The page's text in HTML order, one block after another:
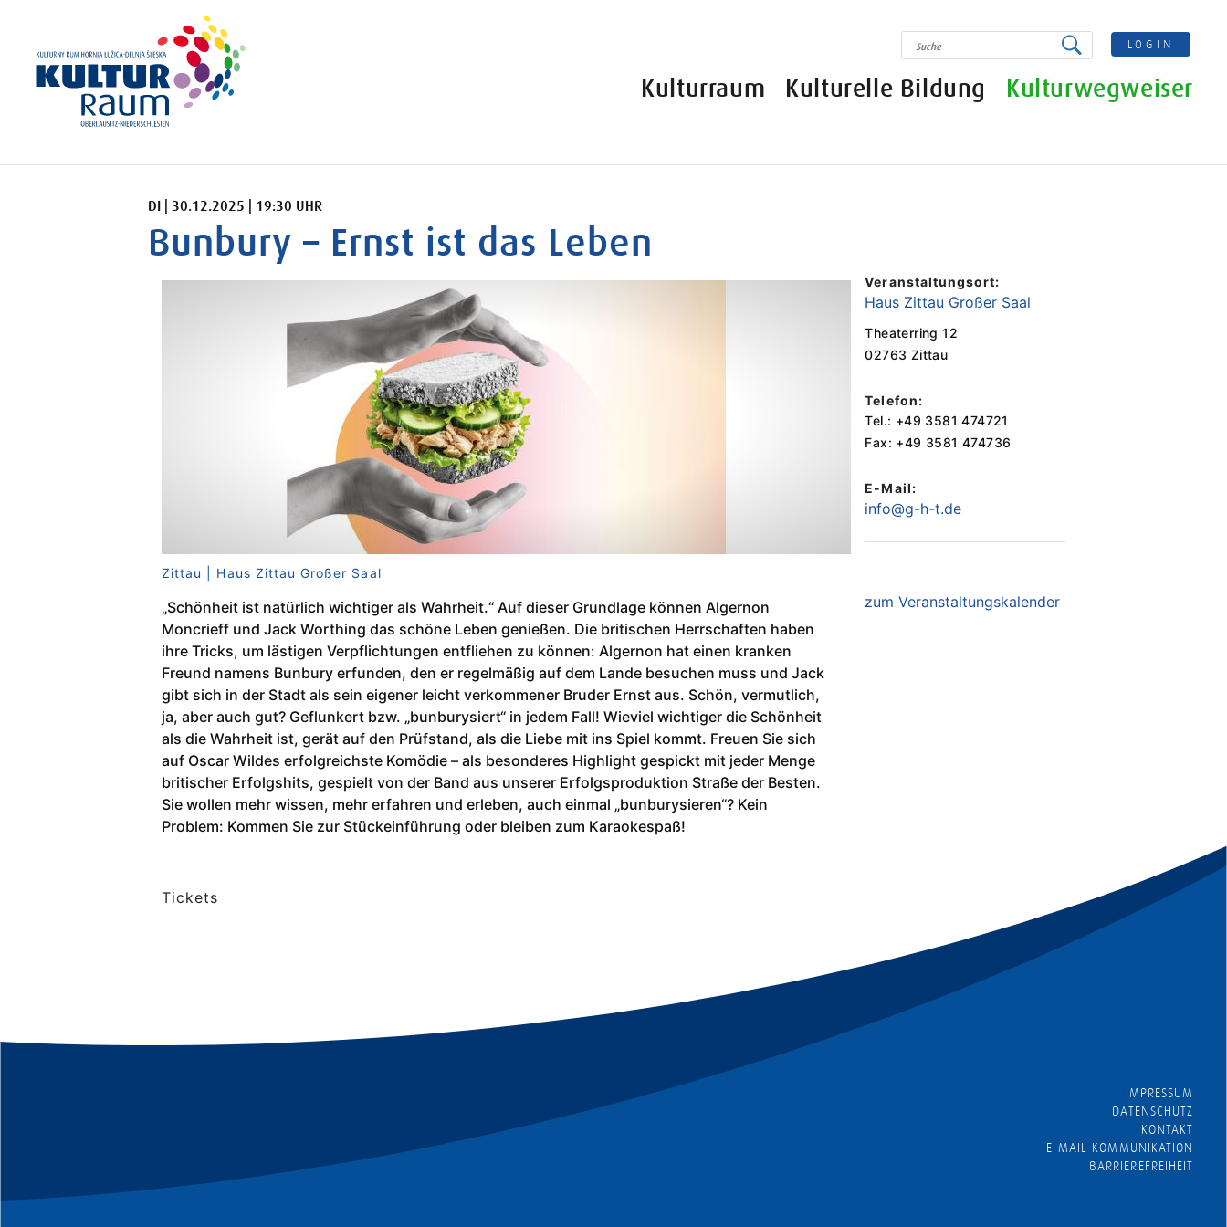
SUCHE LOGIN
Kulturraum Kulturelle Bildung Kulturwegweiser
DIENSTAG 30.12.2025 19:30 UHR
DI | 30.12.2025 | 19:30 UHR
Bunbury – Ernst ist das Leben
Zittau | Haus Zittau Großer Saal
„Schönheit ist natürlich wichtiger als Wahrheit.“ Auf dieser Grundlage können Algernon
Moncrieff und Jack Worthing das schöne Leben genießen. Die britischen Herrschaften haben
ihre Tricks, um lästigen Verpflichtungen entfliehen zu können: Algernon hat einen kranken
Freund namens Bunbury erfunden, den er regelmäßig auf dem Lande besuchen muss und Jack
gibt sich in der Stadt als sein eigener leicht verkommener Bruder Ernst aus. Schön, vermutlich,
ja, aber auch gut? Geflunkert bzw. „bunburysiert“ in jedem Fall! Wieviel wichtiger die Schönheit
als die Wahrheit ist, gerät auf den Prüfstand, als die Liebe mit ins Spiel kommt. Freuen Sie sich
auf Oscar Wildes erfolgreichste Komödie – als besonderes Highlight gespickt mit jeder Menge
britischer Erfolgshits, gespielt von der Band aus unserer Erfolgsproduktion Straße der Besten.
Sie wollen mehr wissen, mehr erfahren und erleben, auch einmal „bunburysieren“? Kein
Problem: Kommen Sie zur Stückeinführung oder bleiben zum Karaokespaß!
Tickets
Veranstaltungsort:
Haus Zittau Großer Saal
Theaterring 12
02763 Zittau
Telefon:
Tel.: +49 3581 474721
Fax: +49 3581 474736
E-Mail:
info@g-h-t.de
zum Veranstaltungskalender
IMPRESSUM
DATENSCHUTZ
KONTAKT
E-MAIL KOMMUNIKATION
BARRIEREFREIHEIT